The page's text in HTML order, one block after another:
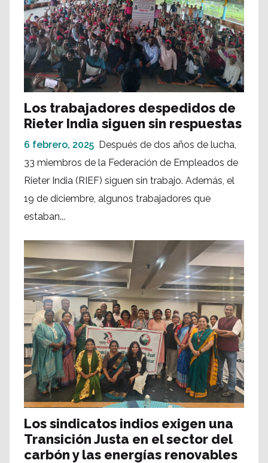
Los trabajadores despedidos de
Rieter India siguen sin respuestas
6 febrero, 2025 Después de dos años de lucha,
33 miembros de la Federación de Empleados de
Rieter India (RIEF) siguen sin trabajo. Además, el
19 de diciembre, algunos trabajadores que
estaban...
Los sindicatos indios exigen una
Transición Justa en el sector del
carbón y las energías renovables